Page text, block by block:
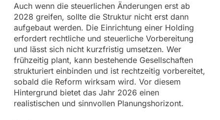
Auch wenn die steuerlichen Änderungen erst ab
2028 greifen, sollte die Struktur nicht erst dann
aufgebaut werden. Die Einrichtung einer Holding
erfordert rechtliche und steuerliche Vorbereitung
und lässt sich nicht kurzfristig umsetzen. Wer
frühzeitig plant, kann bestehende Gesellschaften
strukturiert einbinden und ist rechtzeitig vorbereitet,
sobald die Reform wirksam wird. Vor diesem
Hintergrund bietet das Jahr 2026 einen
realistischen und sinnvollen Planungshorizont.